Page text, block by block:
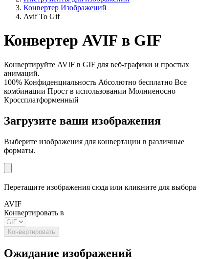
Конвертер Изображений
Avif To Gif
Конвертер AVIF в GIF
Конвертируйте AVIF в GIF для веб-графики и простых
анимаций.
100% Конфиденциальность Абсолютно бесплатно Все
комбинации Прост в использовании Молниеносно
Кроссплатформенный
Загрузите ваши изображения
Выберите изображения для конвертации в различные
форматы.
Перетащите изображения сюда или кликните для выбора
AVIF
Конвертировать в
Конвертировать
Ожидание изображений